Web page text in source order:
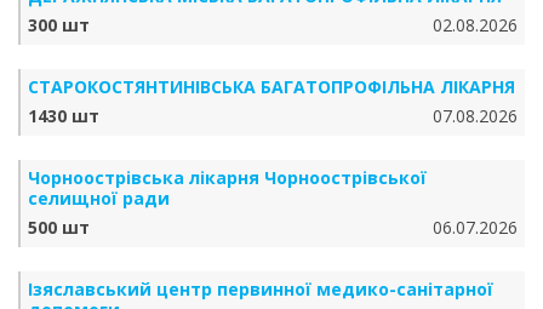
300 шт
02.08.2026
СТАРОКОСТЯНТИНІВСЬКА БАГАТОПРОФІЛЬНА ЛІКАРНЯ
1430 шт
07.08.2026
Чорноострівська лікарня Чорноострівської
селищної ради
500 шт
06.07.2026
Ізяславський центр первинної медико-санітарної